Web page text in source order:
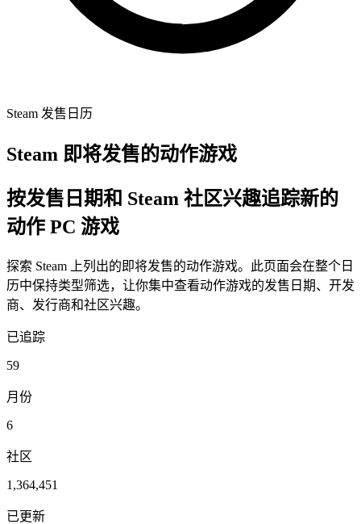
Steam 发售日历
Steam 即将发售的动作游戏
按发售日期和 Steam 社区兴趣追踪新的
动作 PC 游戏
探索 Steam 上列出的即将发售的动作游戏。此页面会在整个日
历中保持类型筛选，让你集中查看动作游戏的发售日期、开发
商、发行商和社区兴趣。
已追踪
59
月份
6
社区
1,364,451
已更新